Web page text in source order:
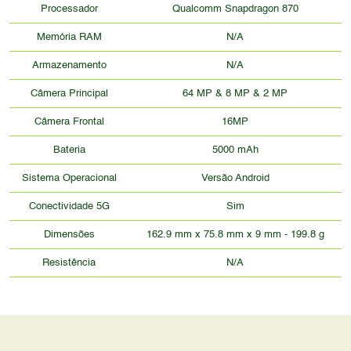
Processador Qualcomm Snapdragon 870
Memória RAM N/A
Armazenamento N/A
Câmera Principal 64 MP & 8 MP & 2 MP
Câmera Frontal 16MP
Bateria 5000 mAh
Sistema Operacional Versão Android
Conectividade 5G Sim
Dimensões 162.9 mm x 75.8 mm x 9 mm - 199.8 g
Resistência N/A